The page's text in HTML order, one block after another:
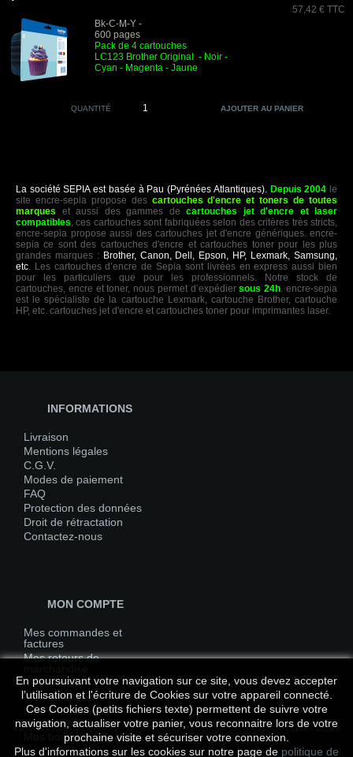
Bk-C-M-Y -
600 pages
Pack de 4 cartouches
LC123 Brother Original - Noir -
Cyan - Magenta - Jaune
57,42 € TTC
QUANTITÉ
La société SEPIA est basée à Pau (Pyrénées Atlantiques). Depuis 2004 le
site encre-sepia propose des cartouches d'encre et toners de toutes
marques et aussi des gammes de cartouches jet d'encre et laser
compatibles, ces cartouches sont fabriquées selon des critères très stricts,
encre-sepia propose aussi des cartouches jet d'encre génériques. encre-
sepia ce sont des cartouches d'encre et cartouches toner pour les plus
grandes marques : Brother, Canon, Dell, Epson, HP, Lexmark, Samsung,
etc. Les cartouches d’encre de Sepia sont livrées en express aussi bien
pour les particuliers que pour les professionnels. Notre stock de
cartouches, encre et toner, nous permet d’expédiersous 24h. encre-sepia
est le spécialiste de la cartouche Lexmark, cartouche Brother, cartouche
HP, etc. cartouches jet d'encre et cartouches toner pour imprimantes laser.
INFORMATIONS
Livraison
Mentions légales
C.G.V.
Modes de paiement
FAQ
Protection des données
Droit de rétractation
Contactez-nous
MON COMPTE
Mes commandes et
factures
Mes retours de
Mes avoirs
Mes adresses
Mes informations
personnelles
Mes bons de réduction
En poursuivant votre navigation sur ce site, vous devez accepter
l’utilisation et l'écriture de Cookies sur votre appareil connecté.
Ces Cookies (petits fichiers texte) permettent de suivre votre
navigation, actualiser votre panier, vous reconnaitre lors de votre
prochaine visite et sécuriser votre connexion.
Plus d'informations sur les cookies sur notre page de politique de